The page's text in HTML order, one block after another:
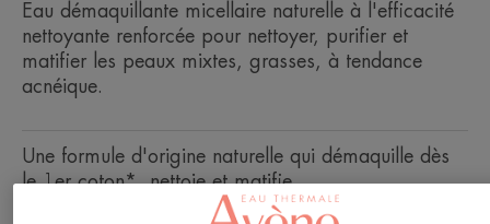
Eau démaquillante micellaire naturelle à l'efficacité
nettoyante renforcée pour nettoyer, purifier et
matifier les peaux mixtes, grasses, à tendance
acnéique.
Une formule d'origine naturelle qui démaquille dès
le 1er coton*, nettoie et matifie.